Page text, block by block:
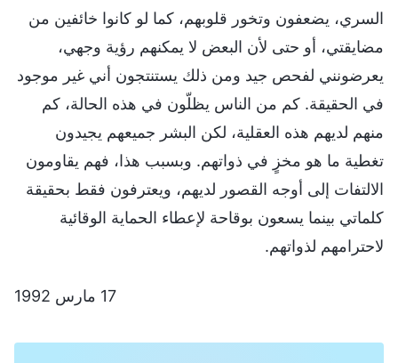
السري، يضعفون وتخور قلوبهم، كما لو كانوا خائفين من
مضايقتي، أو حتى لأن البعض لا يمكنهم رؤية وجهي،
يعرضونني لفحص جيد ومن ذلك يستنتجون أني غير موجود
في الحقيقة. كم من الناس يظلّون في هذه الحالة، كم
منهم لديهم هذه العقلية، لكن البشر جميعهم يجيدون
تغطية ما هو مخزٍ في ذواتهم. وبسبب هذا، فهم يقاومون
الالتفات إلى أوجه القصور لديهم، ويعترفون فقط بحقيقة
كلماتي بينما يسعون بوقاحة لإعطاء الحماية الوقائية
لاحترامهم لذواتهم.
17 مارس 1992